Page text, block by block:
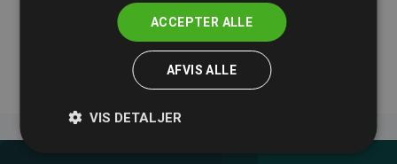
medlemmernes websites estimerede CO₂-
ACCEPTER ALLE
AFVIS ALLE
VIS DETALJER